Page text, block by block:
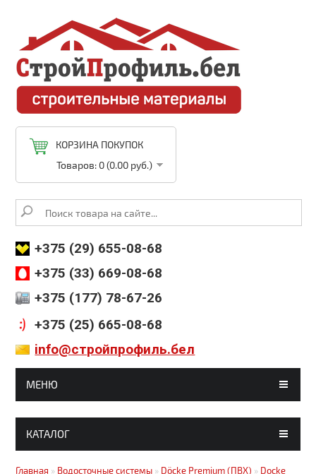
КОРЗИНА ПОКУПОК
Товаров: 0 (0.00 руб.)
+375 (29) 655-08-68
+375 (33) 669-08-68
+375 (177) 78-67-26
+375 (25) 665-08-68
info@стройпрофиль.бел
МЕНЮ
ГЛАВНАЯ
КАТАЛОГ
Гипсокартон, комплектующие
Главная » Водосточные системы » Döcke Premium (ПВХ) » Docke